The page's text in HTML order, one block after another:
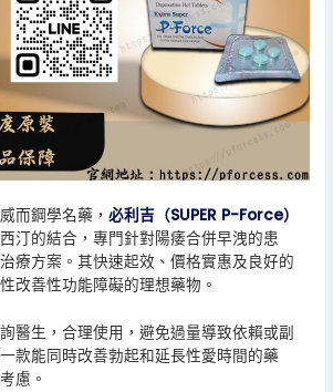
而鋼學名藥，必利吉（SUPER P-Force）
汀的結合，專門針對陽痿合併早洩的患
療方案。其快速起效、價格實惠及良好的
改善性功能障礙的理想藥物。
醫生，合理使用，避免過量導致依賴或副
款能同時改善勃起和延長性愛時間的藥
慮。